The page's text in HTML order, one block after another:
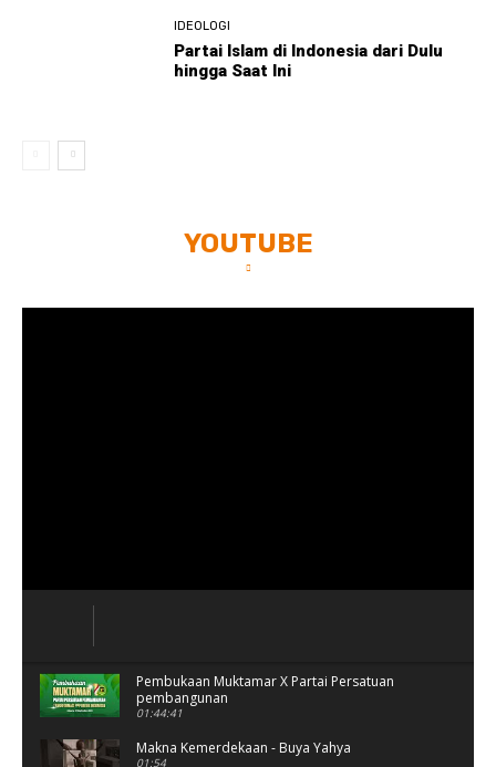
IDEOLOGI
Partai Islam di Indonesia dari Dulu
hingga Saat Ini
YOUTUBE
Pembukaan Muktamar X Partai Persatuan
pembangunan
01:44:41
Makna Kemerdekaan - Buya Yahya
01:54